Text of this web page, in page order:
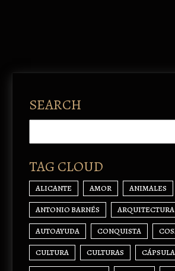
SEARCH
TAG CLOUD
ALICANTE AMOR ANIMALES
ANTONIO BARNÉS ARQUITECTURA
AUTOAYUDA CONQUISTA
CULTURA CULTURAS CÁPSULA